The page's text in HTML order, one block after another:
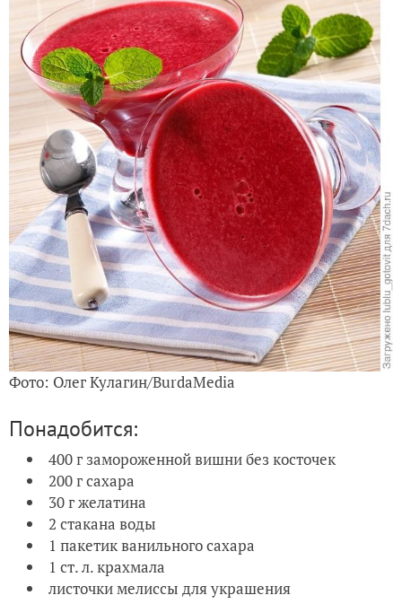
Фото: Олег Кулагин/BurdaMedia
Понадобится:
400 г замороженной вишни без косточек
200 г сахара
30 г желатина
2 стакана воды
1 пакетик ванильного сахара
1 ст. л. крахмала
листочки мелиссы для украшения